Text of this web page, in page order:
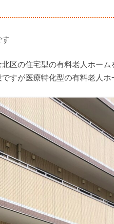
区の住宅型の有料老人ホー
すが医療特化型の有料老人